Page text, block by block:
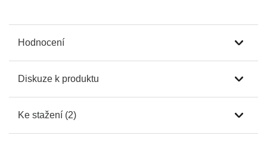
Hodnocení
Diskuze k produktu
Ke stažení (2)